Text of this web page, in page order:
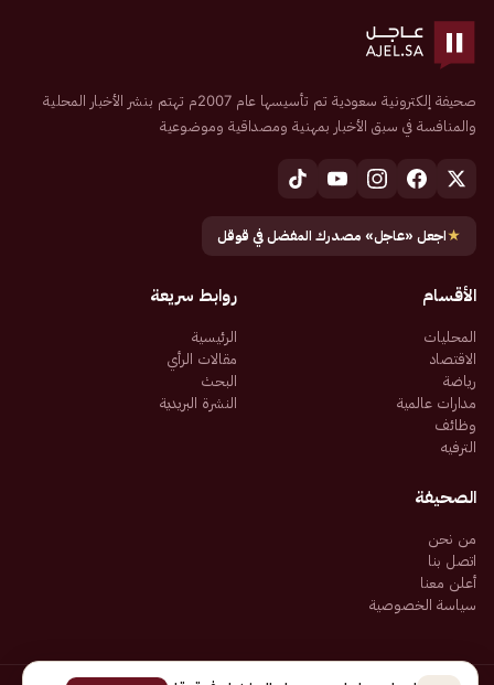
صحيفة إلكترونية سعودية تم تأسيسها عام 2007م تهتم بنشر الأخبار المحلية
والمنافسة في سبق الأخبار بمهنية ومصداقية وموضوعية
★اجعل «عاجل» مصدرك المفضل في قوقل
الأقسام
المحليات
الاقتصاد
رياضة
مدارات عالمية
وظائف
الترفيه
روابط سريعة
الرئيسية
مقالات الرأي
البحث
النشرة البريدية
الصحيفة
من نحن
اتصل بنا
أعلن معنا
سياسة الخصوصية